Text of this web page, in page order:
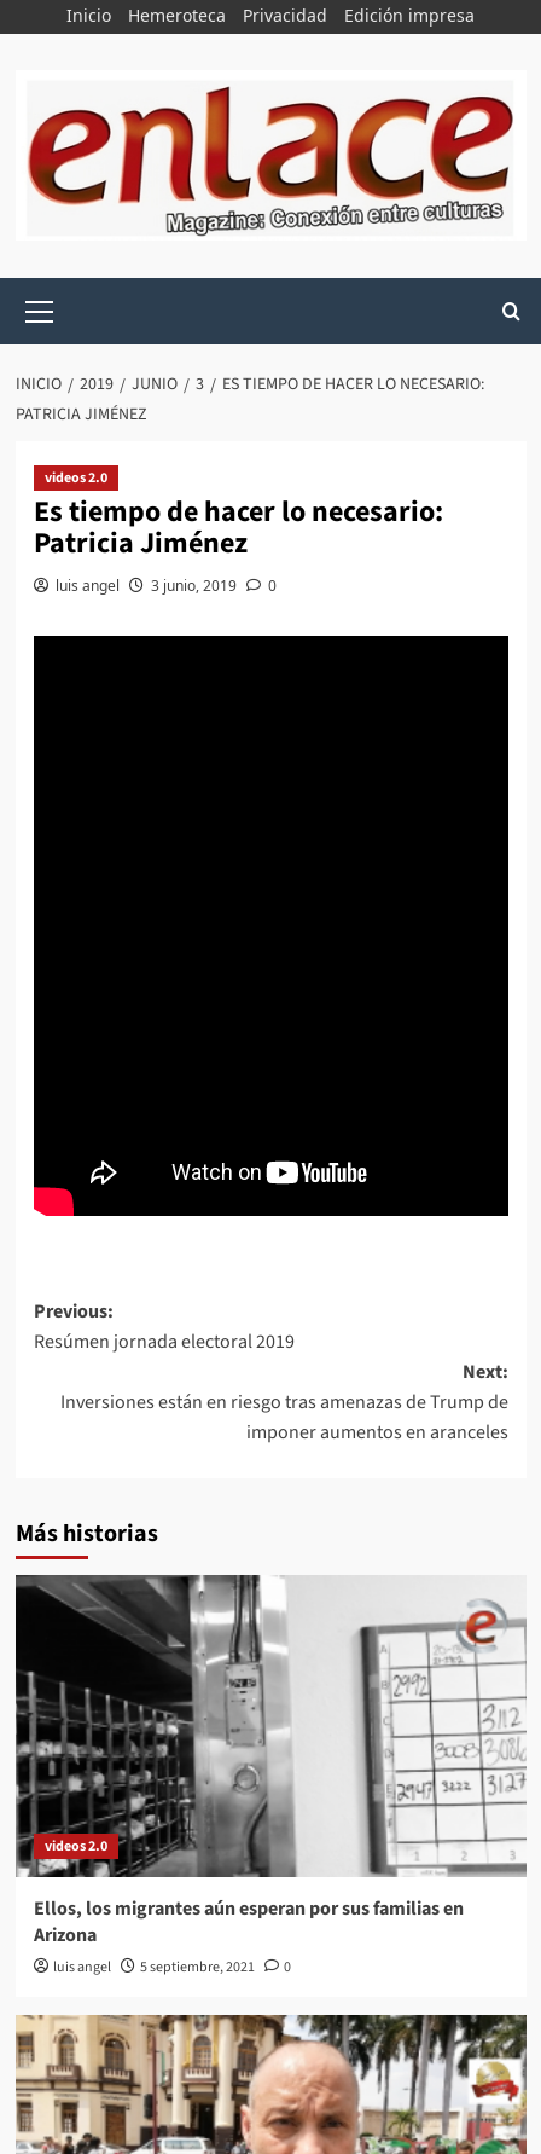
Inicio Hemeroteca Privacidad Edición impresa
principal
INICIO 2019 JUNIO 3
ES TIEMPO DE HACER LO NECESARIO:
PATRICIA JIMÉNEZ
videos 2.0
Es tiempo de hacer lo necesario:
Patricia Jiménez
luis angel 3 junio, 2019 0
Post
navigation
Previous:
Resúmen jornada electoral 2019
Next:
Inversiones están en riesgo tras amenazas de Trump de
imponer aumentos en aranceles
Más historias
videos 2.0
Ellos, los migrantes aún esperan por sus familias en
Arizona
luis angel 5 septiembre, 2021 0